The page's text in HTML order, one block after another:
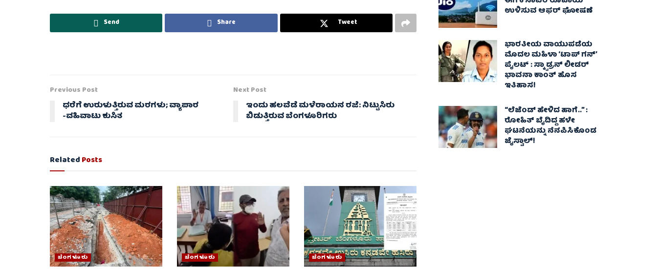
Send Share Tweet
Previous Post
ಧರೆಗೆ ಉರುಳುತ್ತಿರುವ ಮರಗಳು; ವ್ಯಾಪಾರ
-ವಹಿವಾಟು ಕುಸಿತ
Next Post
ಇಂದು ಹಲವೆಡೆ ಮಳೆರಾಯನ ರಜೆ: ನಿಟ್ಟುಸಿರು
ಬಿಡುತ್ತಿರುವ ಬೆಂಗಳೂರಿಗರು
RelatedPosts
ಬೆಂಗಳೂರು ಬೆಂಗಳೂರು ಬೆಂಗಳೂರು
ಉಳಿಸುವ ಆಫರ್ ಘೋಷಣೆ
ಭಾರತೀಯ ವಾಯುಪಡೆಯ
ಮೊದಲ ಮಹಿಳಾ ‘ಟಾಪ್ ಗನ್’
ಪೈಲಟ್ : ಸ್ಕ್ವಾಡ್ರನ್ ಲೀಡರ್
ಭಾವನಾ ಕಾಂತ್ ಹೊಸ
ಇತಿಹಾಸ!
“ಲೆಜೆಂಡ್ ಹೇಳಿದ ಹಾಗೆ..” :
ರೋಹಿತ್ ಬೈದಿದ್ದ ಹಳೇ
ಘಟನೆಯನ್ನು ನೆನಪಿಸಿಕೊಂಡ
ಜೈಸ್ವಾಲ್!